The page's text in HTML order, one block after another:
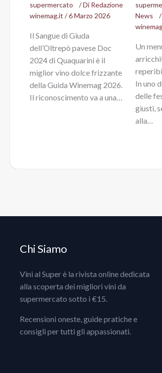
supermercato
/ Di Redazione
winemag.it /6 Marzo 2026
Il Sangue di Giuda
dell’Oltrepò pavese Doc
2024 di Quaquarini è il
miglior vino dolce frizzante
della Guida Winemag 2026.
Il riconoscimento va a una…
News
Un
In uno
delle
giusti,
alla…
Chi Siamo
Vini al Super è la rivista online dedicata
alla scoperta dei migliori vini da
supermercato sotto i €15.
Recensioni oneste, guide pratiche e
consigli per tutti gli appassionati.